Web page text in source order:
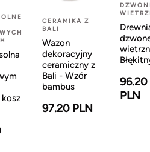
CERAMIKA Z
BALI
Wazon
dekoracyjny
ceramiczny z
Bali - Wzór
bambus
97.20 PLN
96.20
PLN